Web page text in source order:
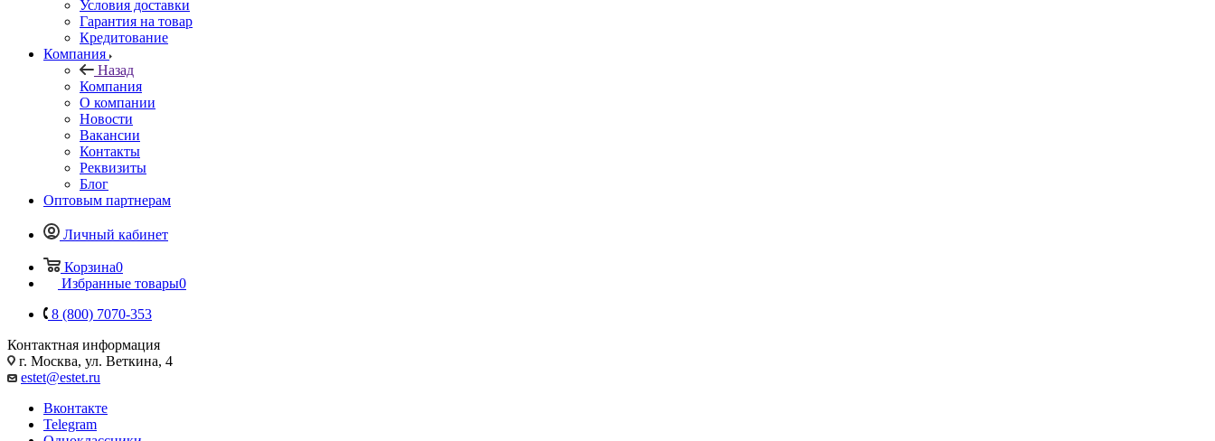
Условия доставки
Гарантия на товар
Кредитование
Компания
Назад
Компания
О компании
Новости
Вакансии
Контакты
Реквизиты
Блог
Оптовым партнерам
Личный кабинет
Корзина0
Избранные товары0
8 (800) 7070-353
Контактная информация
г. Москва, ул. Веткина, 4
estet@estet.ru
Вконтакте
Telegram